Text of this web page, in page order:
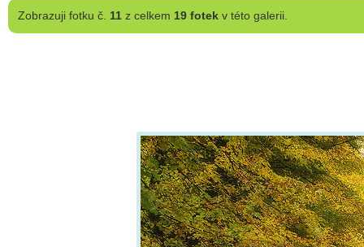
Zobrazujifotku č. 11z celkem 19 fotekv této galerii.